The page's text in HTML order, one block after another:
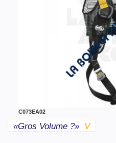
C073EA02
«gros Volume ?» V